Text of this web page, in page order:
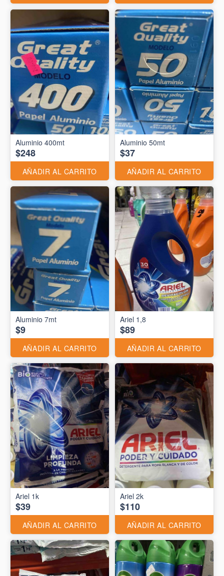
Aluminio 400mt
$248
AÑADIR AL CARRITO
Aluminio 50mt
$37
AÑADIR AL CARRITO
Aluminio 7mt
$9
AÑADIR AL CARRITO
Ariel 1,8
$89
AÑADIR AL CARRITO
Ariel 1k
$39
AÑADIR AL CARRITO
Ariel 2k
$110
AÑADIR AL CARRITO